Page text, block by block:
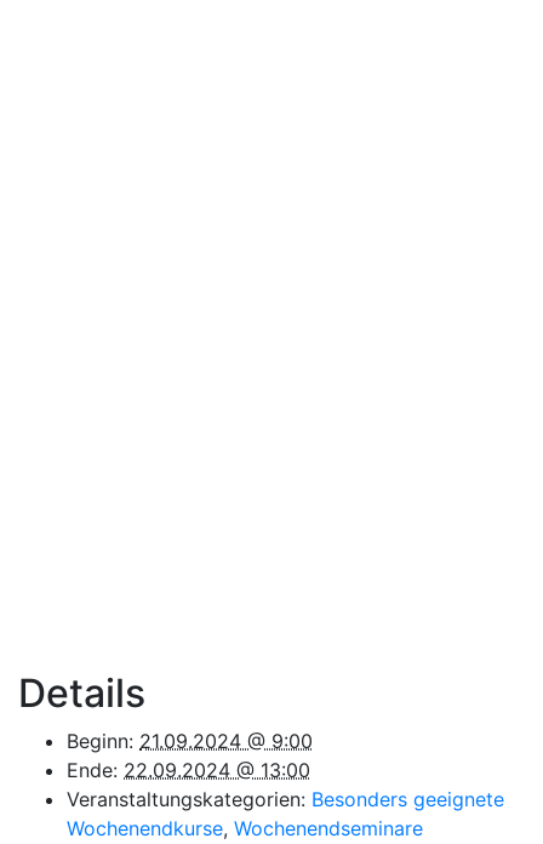
Details
Beginn: 21.09.2024 @ 9:00
Ende: 22.09.2024 @ 13:00
Veranstaltungskategorien: Besonders geeignete
Wochenendkurse, Wochenendseminare